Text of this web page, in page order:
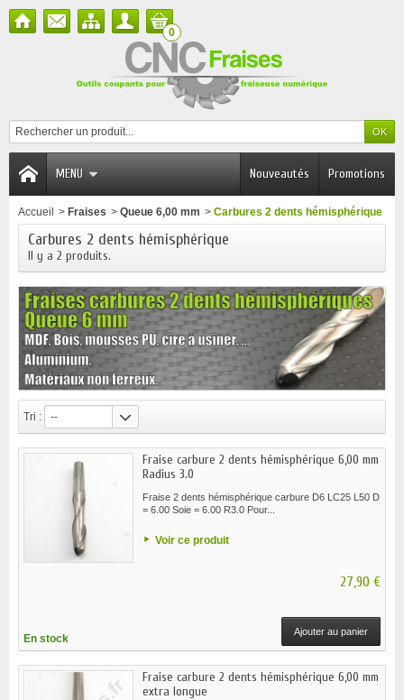
0
MENU Promotions
Nouveautés
Accueil > Fraises > Queue 6,00 mm > Carbures 2 dents hémisphérique
Carbures 2 dents hémisphérique
Il y a 2 produits.
Tri : --
Fraise carbure 2 dents hémisphérique 6,00 mm
Radius 3.0
Fraise 2 dents hémisphérique carbure D6 LC25 L50 D
= 6.00 Soie = 6.00 R3.0 Pour...
Voir ce produit
27,90 €
En stock
Ajouter au panier
Fraise carbure 2 dents hémisphérique 6,00 mm
extra longue